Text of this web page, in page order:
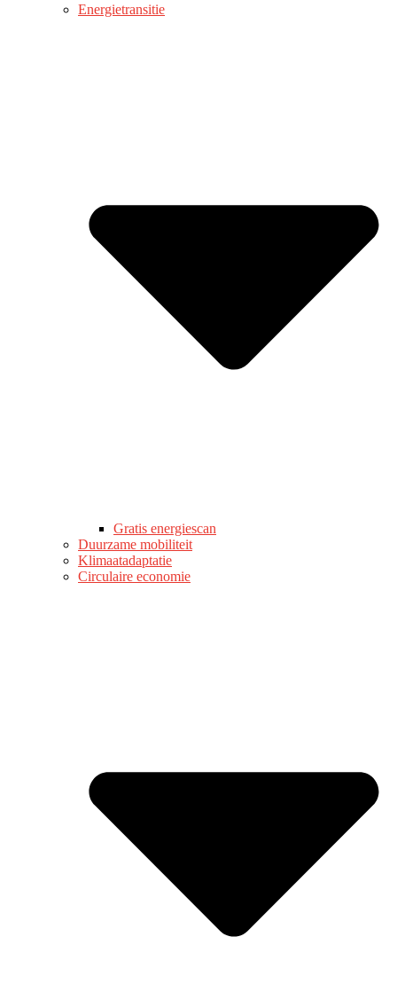
Energietransitie
Gratis energiescan
Duurzame mobiliteit
Klimaatadaptatie
Circulaire economie